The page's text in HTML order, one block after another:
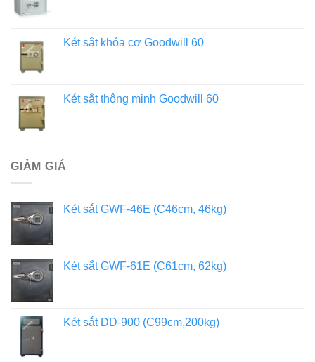
Két sắt khóa cơ Goodwill 60
Két sắt thông minh Goodwill 60
GIẢM GIÁ
Két sắt GWF-46E (C46cm, 46kg)
Két sắt GWF-61E (C61cm, 62kg)
Két sắt DD-900 (C99cm,200kg)